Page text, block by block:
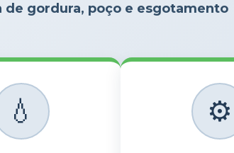
gordura, poço e esgotamento
💧 ⚙️